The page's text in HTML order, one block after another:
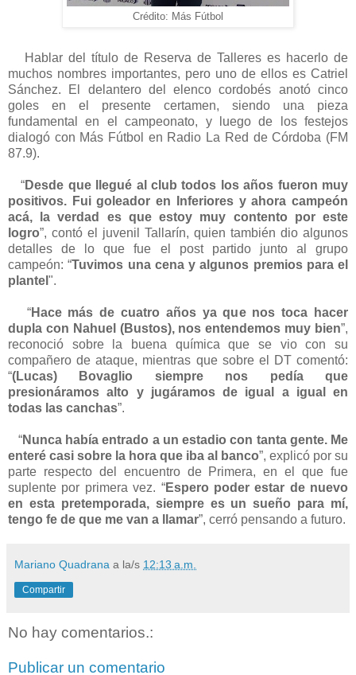
Crédito: Más Fútbol
Hablar del título de Reserva de Talleres es hacerlo de
muchos nombres importantes, pero uno de ellos es Catriel
Sánchez. El delantero del elenco cordobés anotó cinco
goles en el presente certamen, siendo una pieza
fundamental en el campeonato, y luego de los festejos
dialogó con Más Fútbol en Radio La Red de Córdoba (FM
87.9).
“Desde que llegué al club todos los años fueron muy
positivos. Fui goleador en Inferiores y ahora campeón
acá, la verdad es que estoy muy contento por este
logro”, contó el juvenil Tallarín, quien también dio algunos
detalles de lo que fue el post partido junto al grupo
campeón: “Tuvimos una cena y algunos premios para el
plantel ".
“Hace más de cuatro años ya que nos toca hacer
dupla con Nahuel (Bustos), nos entendemos muy bien”,
reconoció sobre la buena química que se vio con su
compañero de ataque, mientras que sobre el DT comentó:
“(Lucas) Bovaglio siempre nos pedía que
presionáramos alto y jugáramos de igual a igual en
todas las canchas”.
“Nunca había entrado a un estadio con tanta gente. Me
enteré casi sobre la hora que iba al banco”, explicó por su
parte respecto del encuentro de Primera, en el que fue
suplente por primera vez. “Espero poder estar de nuevo
en esta pretemporada, siempre es un sueño para mí,
tengo fe de que me van a llamar”, cerró pensando a futuro.
Mariano Quadrana a la/s 12:13 a.m.
Compartir
No hay comentarios.:
Publicar un comentario